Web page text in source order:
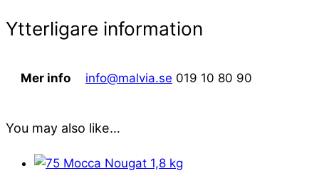
Ytterligare information
Mer info info@malvia.se 019 10 80 90
You may also like…